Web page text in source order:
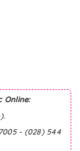
Online:
- (028) 544